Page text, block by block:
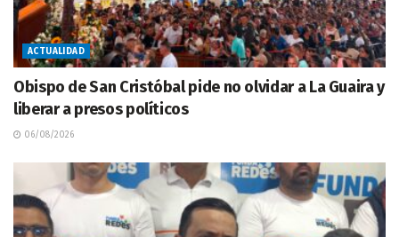
ACTUALIDAD
Obispo de San Cristóbal pide no olvidar a La Guaira y
liberar a presos políticos
06/08/2026